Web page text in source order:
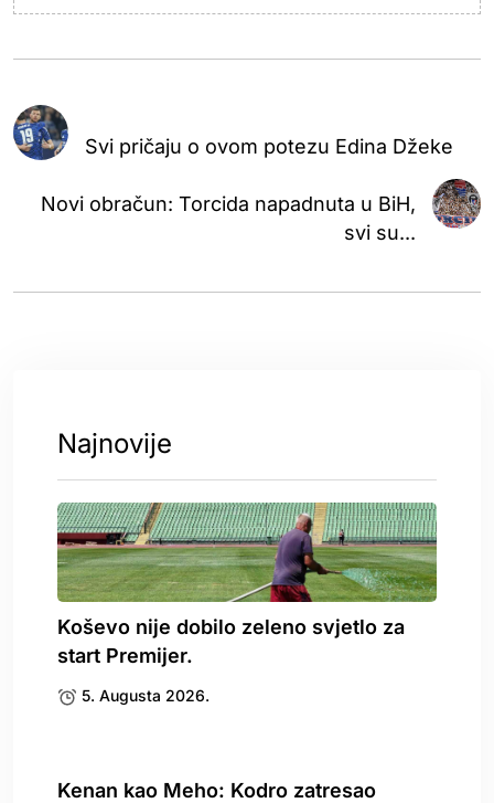
Svi pričaju o ovom potezu Edina Džeke
Novi obračun: Torcida napadnuta u BiH,
svi su...
Najnovije
Koševo nije dobilo zeleno svjetlo za
start Premijer.
5. Augusta 2026.
Kenan kao Meho: Kodro zatresao